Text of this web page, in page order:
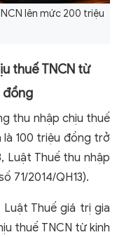
lên mức 200 triệu
thuế TNCN từ
đồng
thu nhập chịu thuế
100 triệu đồng trở
Luật Thuế thu nhập
71/2014/QH13).
Luật Thuế giá trị gia
thuế TNCN từ kinh